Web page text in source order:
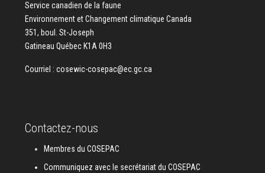
Service canadien de la faune
Environnement et Changement climatique Canada
351, boul. St-Joseph
Gatineau Québec K1A 0H3
Courriel : cosewic-cosepac@ec.gc.ca
Contactez-nous
Membres du COSEPAC
Communiquez avec le secrétariat du COSEPAC